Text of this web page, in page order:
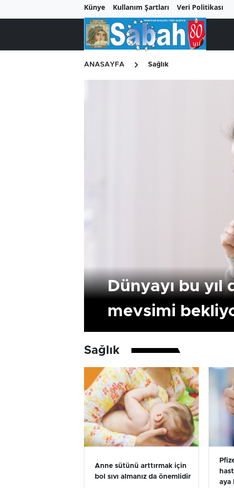
Künye Kullanım Şartları Veri Politikası
ANASAYFA Sağlık
Dünyayı bu
mevsimi
Sağlık
Anne sütünü arttırmak için
bol sıvı almanız da önemlidir
aya